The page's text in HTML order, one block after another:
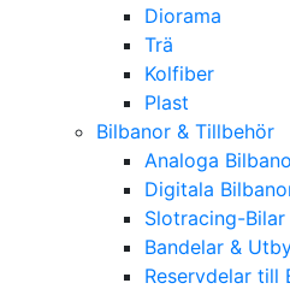
Diorama
Trä
Kolfiber
Plast
Bilbanor & Tillbehör
Analoga
Digitala
Slotracing-Bilar
Bandelar &
Reservdelar till